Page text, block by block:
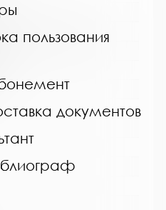
пользования
документов
библиотека